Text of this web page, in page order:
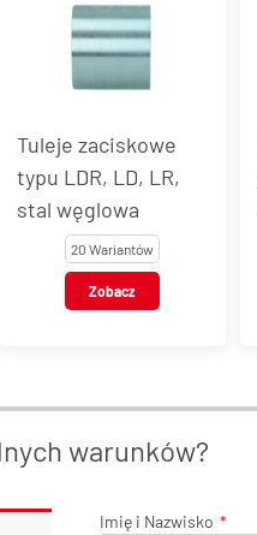
Tuleje zaciskowe
typu LDR, LD, LR,
stal AISI 304
33 Warianty
Zobacz
warunków?
Imię i Nazwisko